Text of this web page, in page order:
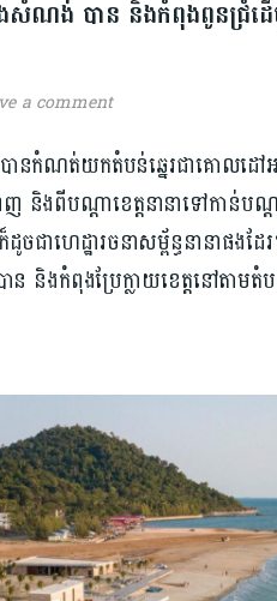
ង់ បាន និងកំពុង​ពូនជ្រំដើម្បី​
a comment
បាន​កំណត់​យក​តំបន់​ឆ្នេរ​ជា​គោលដ
េញ និងពីបណ្ដាខេត្ត​នានាទៅកាន់​ប
ដូចជាហេដ្ឋារចនាសម្ព័ន្ធ​នានា
កំពុង​​ប្រែ​ក្លាយខេត្ត​នៅតាមតំបន់